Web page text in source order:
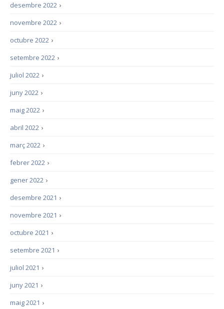
›
desembre 2022
›
novembre 2022
›
octubre 2022
›
setembre 2022
›
juliol 2022
›
juny 2022
›
maig 2022
›
abril 2022
›
març 2022
›
febrer 2022
›
gener 2022
›
desembre 2021
›
novembre 2021
›
octubre 2021
›
setembre 2021
›
juliol 2021
›
juny 2021
›
maig 2021